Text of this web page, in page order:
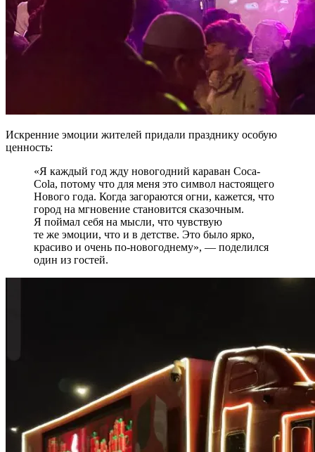
Искренние эмоции жителей придали празднику особую
ценность:
«Я каждый год жду новогодний караван Coca-
Cola, потому что для меня это символ настоящего
Нового года. Когда загораются огни, кажется, что
город на мгновение становится сказочным.
Я поймал себя на мысли, что чувствую
те же эмоции, что и в детстве. Это было ярко,
красиво и очень по-новогоднему», — поделился
один из гостей.